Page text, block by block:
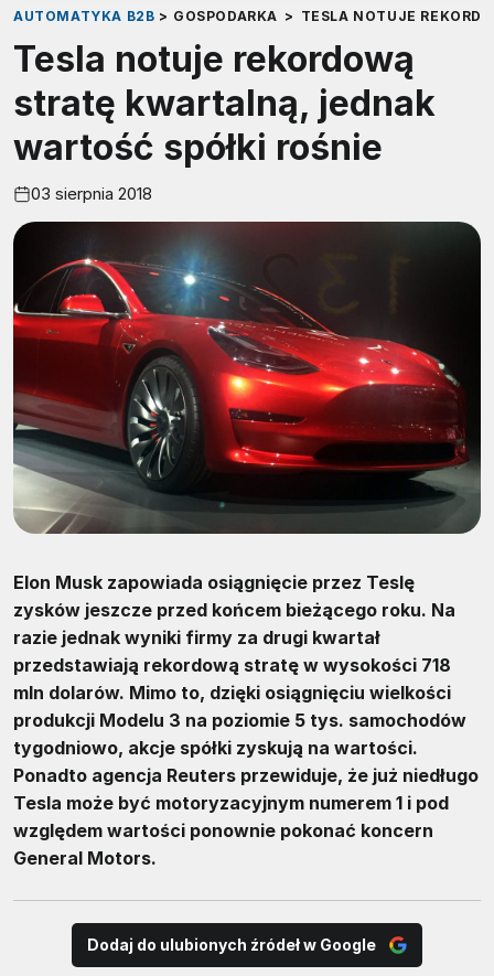
AUTOMATYKA B2B > GOSPODARKA > TESLA NOTUJE
Tesla notuje rekordową
stratę kwartalną, jednak
wartość spółki rośnie
03 sierpnia 2018
Elon Musk zapowiada osiągnięcie przez Teslę
zysków jeszcze przed końcem bieżącego roku. Na
razie jednak wyniki firmy za drugi kwartał
przedstawiają rekordową stratę w wysokości 718
mln dolarów. Mimo to, dzięki osiągnięciu wielkości
produkcji Modelu 3 na poziomie 5 tys. samochodów
tygodniowo, akcje spółki zyskują na wartości.
Ponadto agencja Reuters przewiduje, że już niedługo
Tesla może być motoryzacyjnym numerem 1 i pod
względem wartości ponownie pokonać koncern
General Motors.
Dodaj do ulubionych źródeł w Google